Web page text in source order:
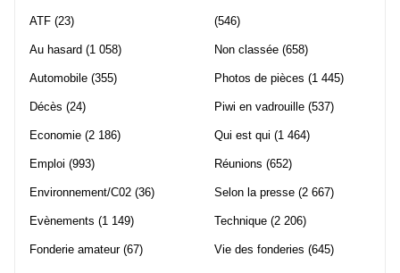
ATF (23)
Au hasard (1 058)
Automobile (355)
Décès (24)
Economie (2 186)
Emploi (993)
Environnement/C02 (36)
Evènements (1 149)
Fonderie amateur(67)
(546)
Non classée (658)
Photos de pièces (1 445)
Piwi en vadrouille (537)
Qui est qui (1 464)
Réunions (652)
Selon la presse (2 667)
Technique (2 206)
Vie des fonderies (645)